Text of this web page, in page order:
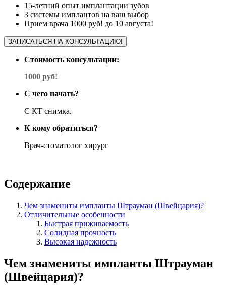
15-летний опыт имплантации зубов
3 системы имплантов на ваш выбор
Прием врача 1000 руб! до 10 августа!
ЗАПИСАТЬСЯ НА КОНСУЛЬТАЦИЮ!
Стоимость консультации:
1000 руб!
С чего начать?
С КТ снимка.
К кому обратиться?
Врач-стоматолог хирург
Содержание
Чем знамениты импланты Штрауман (Швейцария)?
Отличительные особенности
Быстрая приживаемость
Солидная прочность
Высокая надежность
Чем знамениты импланты Штрауман
(Швейцария)?